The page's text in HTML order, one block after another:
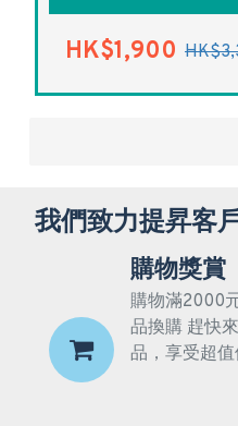
HK$1,900
我們致力提昇客
購物獎賞
購物滿2000
品換購 趕快
品，享受超